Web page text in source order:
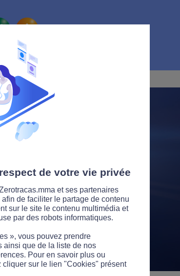
de votre vie privée
et ses partenaires
de faciliter le partage de contenu
sur le site le contenu multimédia et
par des robots informatiques.
», vous pouvez prendre
ainsi que de la liste de nos
Pour en savoir plus ou
sur le lien "Cookies" présent